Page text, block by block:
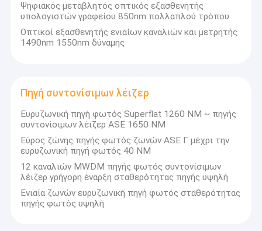
Ψηφιακός μεταβλητός οπτικός εξασθενητής
υπολογιστών γραφείου 850nm πολλαπλού τρόπου
Οπτικοί εξασθενητής ενιαίων καναλιών και μετρητής
1490nm 1550nm δύναμης
Πηγή συντονίσιμων λέιζερ
Ευρυζωνική πηγή φωτός Superflat 1260 NM ~ πηγής
συντονίσιμων λέιζερ ASE 1650 NM
Εύρος ζώνης πηγής φωτός ζωνών ASE Γ μέχρι την
ευρυζωνική πηγή φωτός 40 NM
12 καναλιών MWDM πηγής φωτός συντονίσιμων
λέιζερ γρήγορη έναρξη σταθερότητας πηγής υψηλή
Ενιαία ζωνών ευρυζωνική πηγή φωτός σταθερότητας
πηγής φωτός υψηλή